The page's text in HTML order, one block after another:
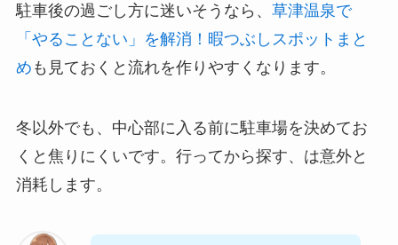
駐車後の過ごし方に迷いそうなら、 草津温泉で
「やることない」を解消！暇つぶしスポットまと
め も見ておくと流れを作りやすくなります。
冬以外でも、中心部に入る前に駐車場を決めてお
くと焦りにくいです。行ってから探す、は意外と
消耗します。